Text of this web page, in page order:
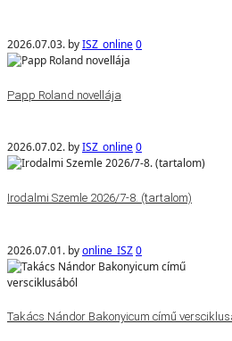
2026.07.03. byISZ_online0
Papp Roland novellája
2026.07.02. byISZ_online0
Irodalmi Szemle 2026/7-8. (tartalom)
2026.07.01. byonline_ISZ0
Takács Nándor Bakonyicum című